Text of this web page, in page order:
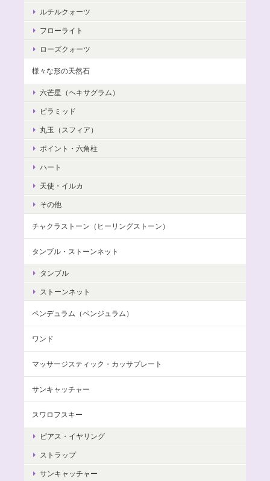
ルチルクォーツ
フローライト
ローズクォーツ
様々な形の天然石
六芒星（ヘキサグラム）
ピラミッド
丸玉（スフィア）
ポイント・六角柱
ハート
天使・イルカ
その他
チャクラストーン（ヒーリングストーン）
タンブル・ストーンネット
タンブル
ストーンネット
ペンデュラム（ペンジュラム）
ワンド
マッサージスティック・カッサプレート
サンキャッチャー
スワロフスキー
ピアス・イヤリング
ストラップ
サンキャッチャー